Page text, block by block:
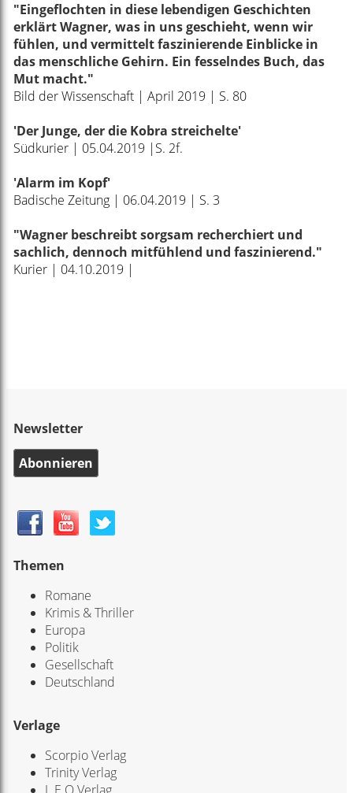
"Eingeflochten in diese lebendigen Geschichten
erklärt Wagner, was in uns geschieht, wenn wir
fühlen, und vermittelt faszinierende Einblicke in
das menschliche Gehirn. Ein fesselndes Buch, das
Mut macht."
Bild der Wissenschaft | April 2019 | S. 80
'Der Junge, der die Kobra streichelte'
Südkurier | 05.04.2019 |S. 2f.
'Alarm im Kopf'
Badische Zeitung | 06.04.2019 | S. 3
"Wagner beschreibt sorgsam recherchiert und
sachlich, dennoch mitfühlend und faszinierend."
Kurier | 04.10.2019 |
Newsletter
Abonnieren
Themen
Romane
Krimis & Thriller
Europa
Politik
Gesellschaft
Deutschland
Verlage
Scorpio Verlag
Trinity Verlag